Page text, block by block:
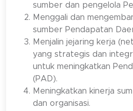
sumber dan pengelola
Menggali dan
sumber Pendapatan
Menjalin jejaring kerja
yang strategis dan
untuk meningkatkan
(PAD).
Meningkatkan kinerja
dan organisasi.